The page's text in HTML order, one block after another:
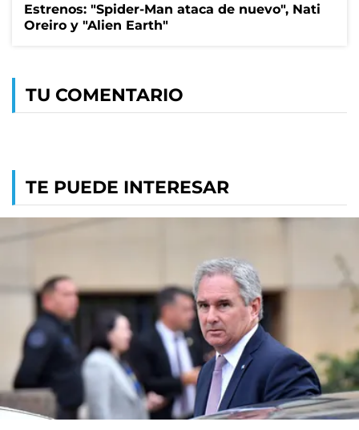
Estrenos: "Spider-Man ataca de nuevo", Nati
Oreiro y "Alien Earth"
TU COMENTARIO
TE PUEDE INTERESAR